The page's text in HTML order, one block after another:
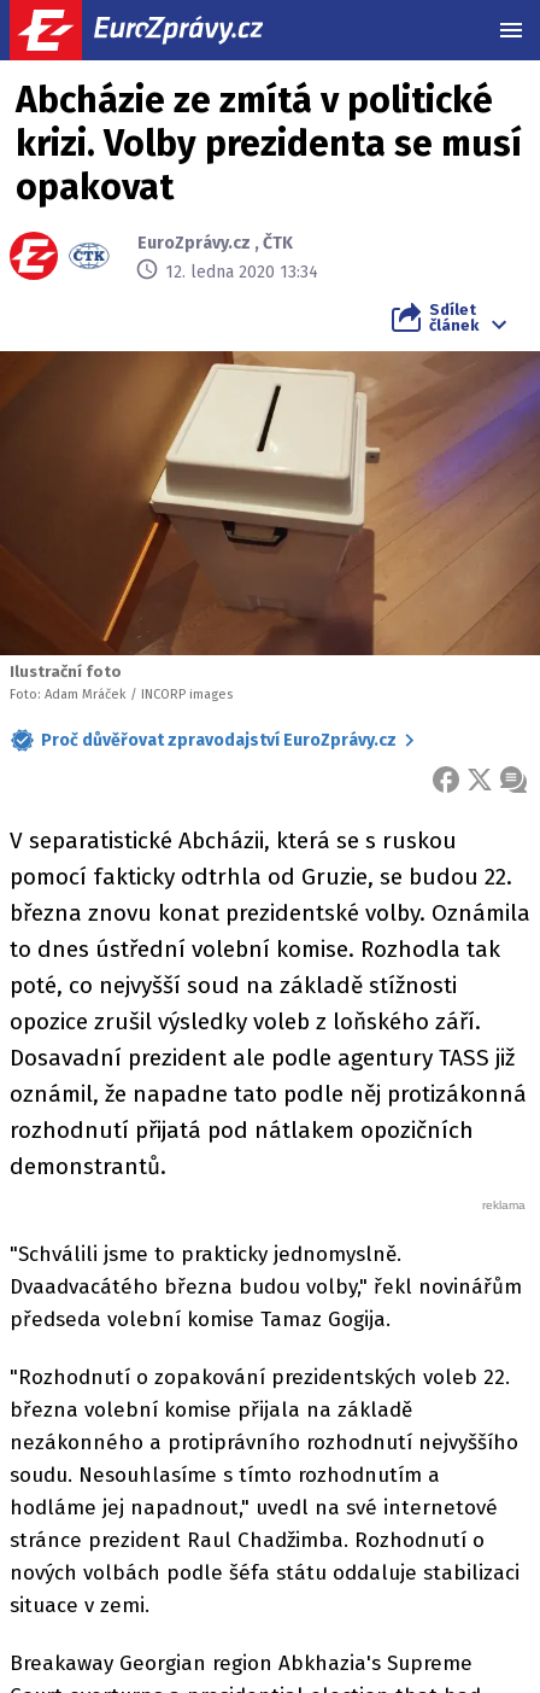
Abcházie ze zmítá v politické
krizi. Volby prezidenta se musí
opakovat
EuroZprávy.cz ,ČTK
12. ledna 2020 13:34
Sdílet
článek
Ilustrační foto
Foto: Adam Mráček / INCORP images
Proč důvěřovat zpravodajství EuroZprávy.cz
FACEBOOK
X
V separatistické Abcházii, která se s ruskou
pomocí fakticky odtrhla od Gruzie, se budou 22.
března znovu konat prezidentské volby. Oznámila
to dnes ústřední volební komise. Rozhodla tak
poté, co nejvyšší soud na základě stížnosti
opozice zrušil výsledky voleb z loňského září.
Dosavadní prezident ale podle agentury TASS již
oznámil, že napadne tato podle něj protizákonná
rozhodnutí přijatá pod nátlakem opozičních
demonstrantů.
"Schválili jsme to prakticky jednomyslně.
Dvaadvacátého března budou volby," řekl novinářům
předseda volební komise Tamaz Gogija.
"Rozhodnutí o zopakování prezidentských voleb 22.
března volební komise přijala na základě
nezákonného a protiprávního rozhodnutí nejvyššího
soudu. Nesouhlasíme s tímto rozhodnutím a
hodláme jej napadnout," uvedl na své internetové
stránce prezident Raul Chadžimba. Rozhodnutí o
nových volbách podle šéfa státu oddaluje stabilizaci
situace v zemi.
Breakaway Georgian region Abkhazia's Supreme